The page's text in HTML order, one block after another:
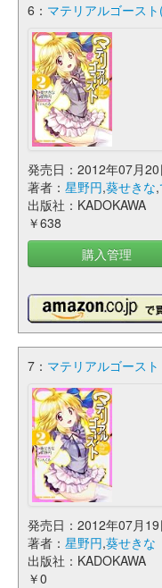
6： マテリアルゴース
発売日：2012年07月20
著者： 星野円,葵せきな,
出版社：KADOKAWA
￥638
購入管理
7： マテリアルゴース
発売日：2012年07月19
著者： 星野円,葵せきな
出版社：KADOKAWA
￥0